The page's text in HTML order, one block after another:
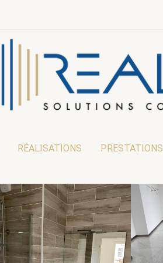
RÉALISATIONS PRESTATIONS